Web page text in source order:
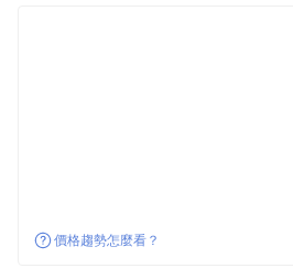
價格趨勢怎麼看？